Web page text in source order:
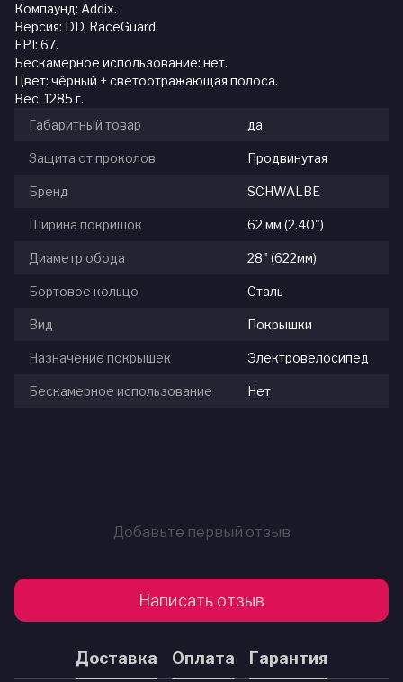
Компаунд: Addix.
Версия: DD, RaceGuard.
EPI: 67.
Бескамерное использование: нет.
Цвет: чёрный + светоотражающая полоса.
Вес: 1285 г.
Габаритный товар
да
Защита от проколов Продвинутая
Бренд SCHWALBE
Ширина покришок 62 мм (2.40")
Диаметр обода 28" (622мм)
Бортовое кольцо Сталь
Вид Покрышки
Назначение покрышек Электровелосипед
Бескамерное использование Нет
Добавьте первый отзыв
Написать отзыв
Доставка Оплата Гарантия